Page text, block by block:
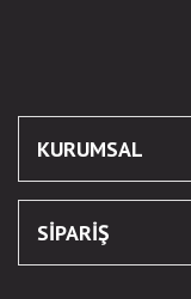
KURUMSAL
SİPARİŞ